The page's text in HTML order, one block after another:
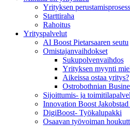
Yrityksen
Starttiraha
Rahoitus
Yrityspalvelut
AI Boost Pietarsaaren seutu
Omistajanvaihdokset
Sukupolvenvaihdos
Yrityksen myynti
Aikeissa ostaa yritys?
Ostrobothnian
Sijoittumis- ja
Innovation Boost
DigiBoost- Työkalupakki
Osaavan työvoiman